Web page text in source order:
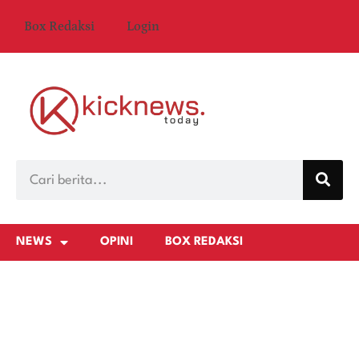
Box Redaksi Login
NEWS OPINI BOX REDAKSI